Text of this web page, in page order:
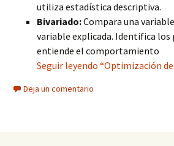
utiliza estadística descriptiva.
Bivariado:Compara una
variable explicada. Identifica
entiende el comportamiento
Seguir leyendo “Optimización
Deja un comentario